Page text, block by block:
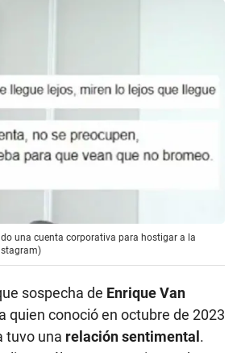
una cuenta corporativa para hostigar a la
sospecha de Enrique Van
quien conoció en octubre de 2023
tuvo una relación sentimental .